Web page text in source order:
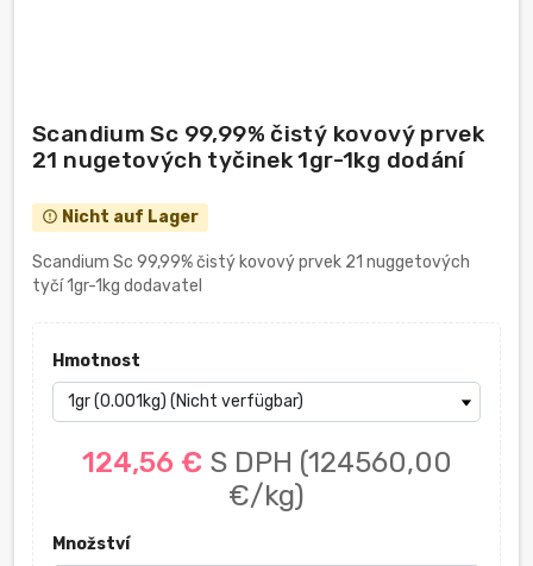
Scandium Sc 99,99% čistý kovový prvek
21 nugetových tyčinek 1gr-1kg dodání
error_outline Nicht auf Lager
Scandium Sc 99,99% čistý kovový prvek 21 nuggetových
tyčí 1gr-1kg dodavatel
Hmotnost
124,56 € S DPH (124560,00
€/kg)
Množství